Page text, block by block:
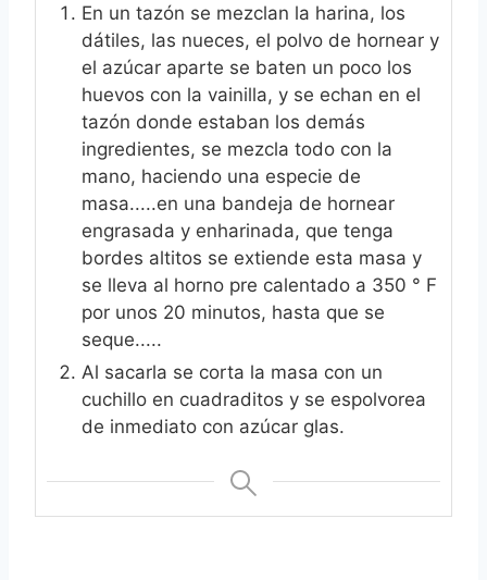
En un tazón se mezclan la harina, los
dátiles, las nueces, el polvo de hornear y
el azúcar aparte se baten un poco los
huevos con la vainilla, y se echan en el
tazón donde estaban los demás
ingredientes, se mezcla todo con la
mano, haciendo una especie de
masa.....en una bandeja de hornear
engrasada y enharinada, que tenga
bordes altitos se extiende esta masa y
se lleva al horno pre calentado a 350 ° F
por unos 20 minutos, hasta que se
seque.....
Al sacarla se corta la masa con un
cuchillo en cuadraditos y se espolvorea
de inmediato con azúcar glas.